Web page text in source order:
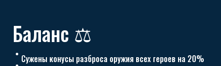
Баланс ⚖️
Сужены конусы разброса оружия всех героев на 20%